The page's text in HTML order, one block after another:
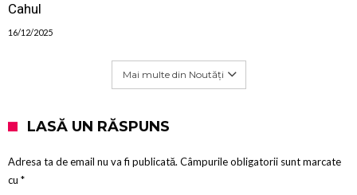
Cahul
16/12/2025
Mai multe din Noutăți
LASĂ UN RĂSPUNS
Adresa ta de email nu va fi publicată. Câmpurile obligatorii sunt marcate
cu *